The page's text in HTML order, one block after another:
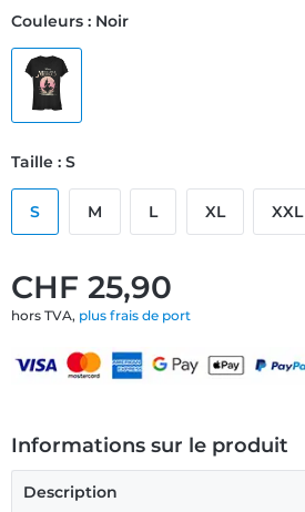
CHF 25,90
hors TVA, plus frais de port
Couleurs : Noir
Taille : S
S M L XL XXL
Informations sur le produit
Description